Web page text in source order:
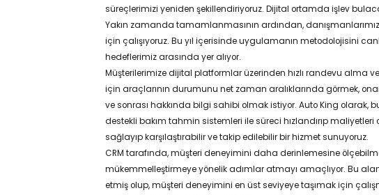
süreçlerimizi yeniden şekillendiriyoruz. Dijital ortamda işlev
Yakın zamanda tamamlanmasının ardından,
için çalışıyoruz. Bu yıl içerisinde uygulamanın metodolojisini
hedeflerimiz arasında yer alıyor.
Müşterilerimize dijital platformlar üzerinden hızlı randevu alma
için araçlarının durumunu net zaman aralıklarında görmek,
ve sonrası hakkında bilgi sahibi olmak istiyor. Auto King olarak,
destekli bakım tahmin sistemleri ile süreci hızlandırıp
sağlayıp karşılaştırabilir ve takip edilebilir bir hizmet sunuyoruz.
CRM tarafında, müşteri deneyimini daha derinlemesine
mükemmelleştirmeye yönelik adımlar atmayı amaçlıyor. Bu
etmiş olup, müşteri deneyimini en üst seviyeye taşımak için